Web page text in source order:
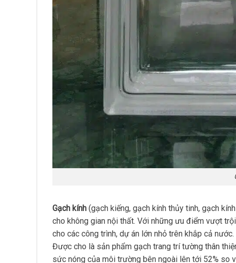
Gạch kính (gạch kiếng, gạch kính thủy tinh, gạch
cho không gian nội thất. Với những ưu điểm vượt
cho các công trình, dự án lớn nhỏ trên khắp cả nước.
Được cho là sản phẩm gạch trang trí tường thân
sức nóng của môi trường bên ngoài lên tới 52% so